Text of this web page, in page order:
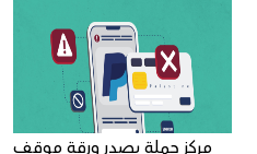
مركز حملة يصدر ورقة موقف